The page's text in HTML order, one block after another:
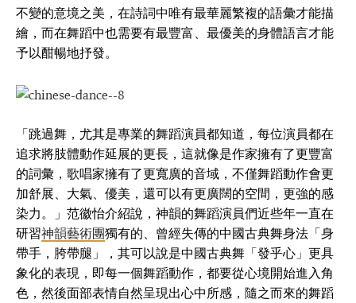
不變的意境之美，在詩詞中唯有最華麗繁複的語彙才能描
繪，而在舞蹈中也需要有最豐富、最優美的身體語言才能
予以酣暢地抒發。
「跳過舞，尤其是專業的舞蹈演員都知道，每位演員都在
追求將肢體動作延展的更長，這就像是作家擁有了更豐富
的詞彙，歌唱家擁有了更寬廣的音域，不僅舞蹈動作會更
加舒展、大氣、優美，還可以有更廣闊的空間，更強的感
染力。」范徽怡介紹說，神韻的舞蹈演員們近些年一直在
研習神韻藝術團獨有的、曾經失傳的中國古典舞身法「身
帶手，胯帶腿」，其可以說是中國古典舞「發乎心」更具
象化的表現，即每一個舞蹈動作，都要從心境開始進入角
色，然後面部表情自然呈現出心中所感，隨之而來的舞蹈